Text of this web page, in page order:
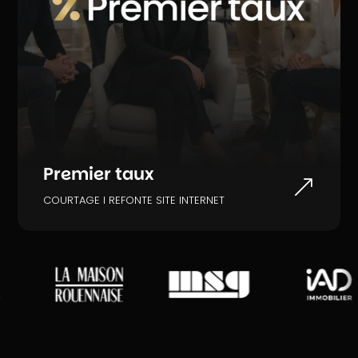
Premier taux
COURTAGE I REFONTE SITE INTERNET
&